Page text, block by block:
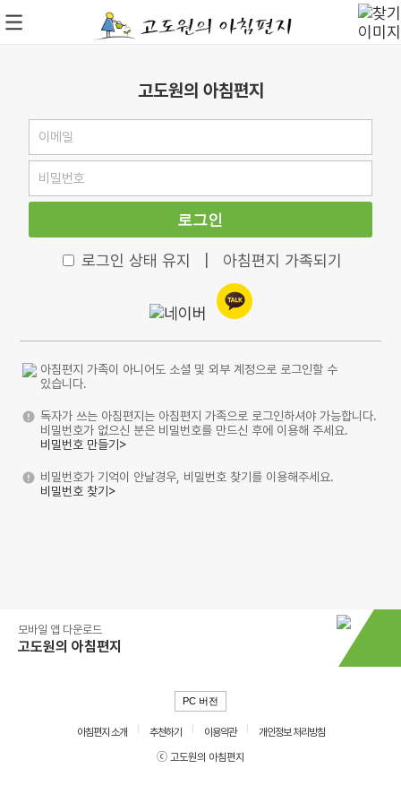
고도원의 아침편지
로그인
로그인 상태 유지 아침편지 가족되기
아침편지 가족이 아니어도 소셜 및 외부 계정으로 로그인할 수
있습니다.
독자가 쓰는 아침편지는 아침편지 가족으로 로그인하셔야 가능합니다.
비밀번호가 없으신 분은 비밀번호를 만드신 후에 이용해 주세요.
비밀번호 만들기>
비밀번호가 기억이 안날경우, 비밀번호 찾기를 이용해주세요.
비밀번호 찾기>
모바일 앱 다운로드
고도원의 아침편지
PC 버전
아침편지 소개 추천하기 이용약관
개인정보 처리방침
ⓒ 고도원의 아침편지